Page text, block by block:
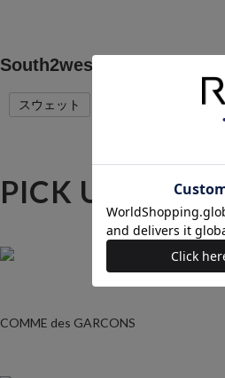
South2west8のTシャツ・
スウェット
PICK UP
COMME des GARCONS